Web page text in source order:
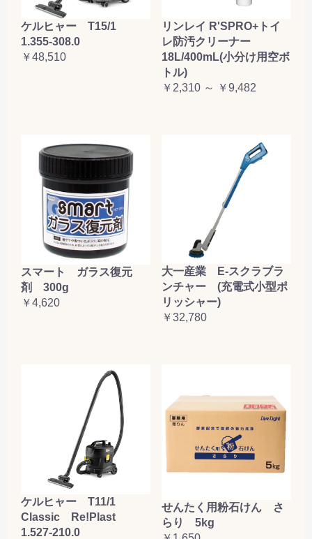
ケルヒャー T15/1
1.355-308.0
￥48,510
リンレイ R'SPRO+トイ
レ防汚クリーナー
18L/400mL(小分け用空ボ
トル)
￥2,310 ～ ￥9,482
スマート ガラス復元
剤 300g
￥4,620
大一産業 E-スクラブラ
ンチャー (充電式小型ポ
リッシャー)
￥32,780
ケルヒャー T11/1
Classic Re!Plast
1.527-210.0
せんたく用粉石けん さ
らり 5kg